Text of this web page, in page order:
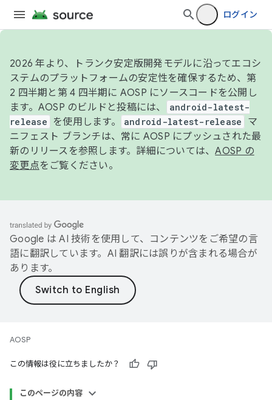
ログイン
2026 年より、トランク安定版開発モデルに沿ってエコシ
ステムのプラットフォームの安定性を確保するため、第
2 四半期と第 4 四半期に AOSP にソースコードを公開し
ます。AOSP のビルドと投稿には、
android-latest-
release
を使用します。 android-latest-release
マ
ニフェスト ブランチは、常に AOSP にプッシュされた最
新のリリースを参照します。詳細については、AOSP の
変更点をご覧ください。
Google は AI 技術を使用して、コンテンツをご希望の言
語に翻訳しています。AI 翻訳には誤りが含まれる場合が
あります。
AOSP
この情報は役に立ちましたか？
このページの内容